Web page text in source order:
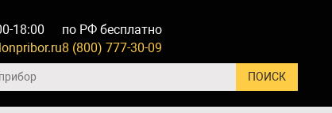
18:00
по РФ бесплатно
8 (800) 777-30-09